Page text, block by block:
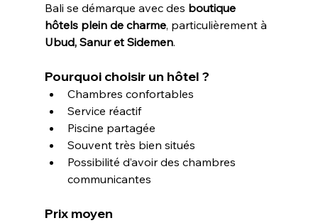
Bali se démarque avec des boutique
hôtels plein de charme, particulièrement à
Ubud, Sanur et Sidemen.
Pourquoi choisir un hôtel ?
Chambres confortables
Service réactif
Piscine partagée
Souvent très bien situés
Possibilité d’avoir des chambres
communicantes
Prix moyen